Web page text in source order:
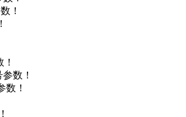
！
数！
数！